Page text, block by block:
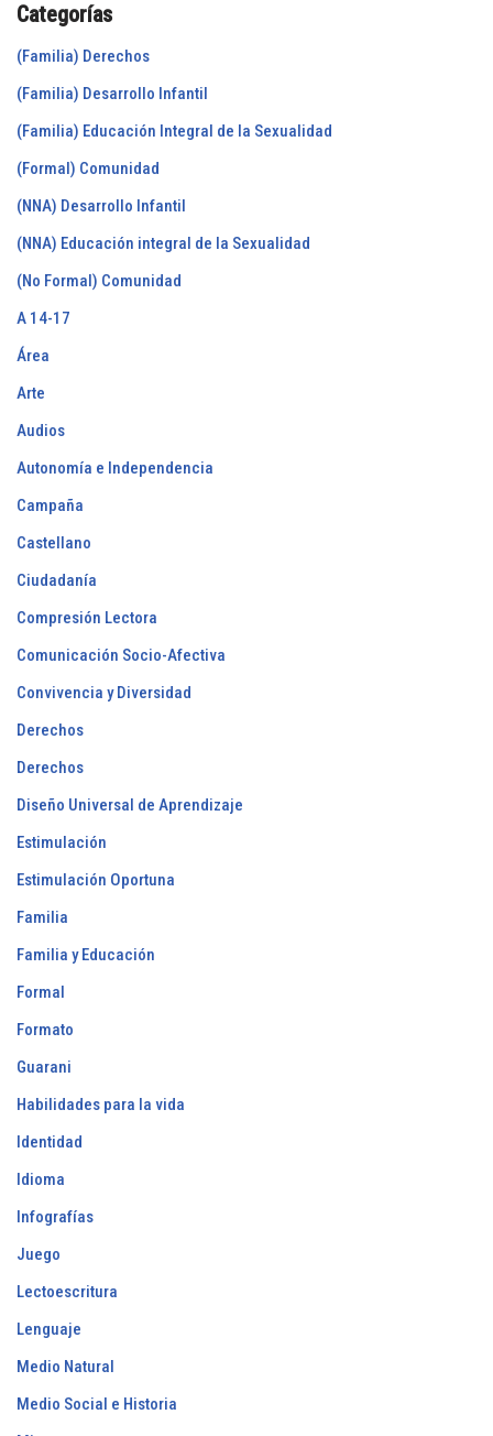
Categorías
(Familia) Derechos
(Familia) Desarrollo Infantil
(Familia) Educación Integral de la Sexualidad
(Formal) Comunidad
(NNA) Desarrollo Infantil
(NNA) Educación integral de la Sexualidad
(No Formal) Comunidad
A 14-17
Área
Arte
Audios
Autonomía e Independencia
Campaña
Castellano
Ciudadanía
Compresión Lectora
Comunicación Socio-Afectiva
Convivencia y Diversidad
Derechos
Derechos
Diseño Universal de Aprendizaje
Estimulación
Estimulación Oportuna
Familia
Familia y Educación
Formal
Formato
Guarani
Habilidades para la vida
Identidad
Idioma
Infografías
Juego
Lectoescritura
Lenguaje
Medio Natural
Medio Social e Historia